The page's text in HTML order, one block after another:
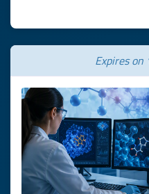
Expires on